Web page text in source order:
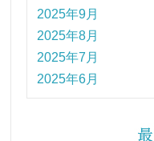
2025年9月
2025年8月
2025年7月
2025年6月